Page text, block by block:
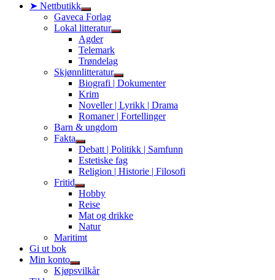
➤ Nettbutikk
Show
sub
menu
Gaveca Forlag
Lokal litteratur
Show
Agder
Telemark
Trøndelag
Skjønnlitteratur
Show
sub
Biografi | Dokumenter
Krim
Noveller | Lyrikk | Drama
Romaner | Fortellinger
Barn & ungdom
Fakta
Show
sub
menu
Debatt | Politikk | Samfunn
Estetiske fag
Religion | Historie | Filosofi
Fritid
Show
sub
menu
Hobby
Reise
Mat og drikke
Natur
Maritimt
Gi ut bok
Min konto
Show
sub
Kjøpsvilkår